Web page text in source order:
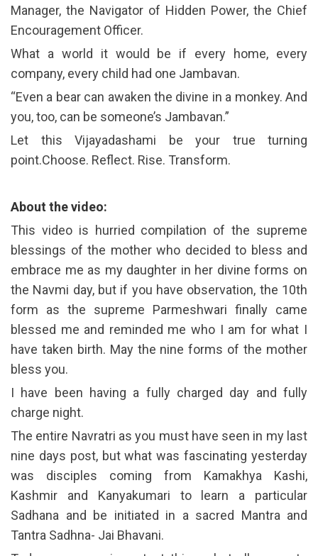
Manager, the Navigator of Hidden Power, the Chief
Encouragement Officer.
What a world it would be if every home, every
company, every child had one Jambavan.
“Even a bear can awaken the divine in a monkey. And
you, too, can be someone’s Jambavan.”
Let this Vijayadashami be your true turning
point.Choose. Reflect. Rise. Transform.
About the video:
This video is hurried compilation of the supreme
blessings of the mother who decided to bless and
embrace me as my daughter in her divine forms on
the Navmi day, but if you have observation, the 10th
form as the supreme Parmeshwari finally came
blessed me and reminded me who I am for what I
have taken birth. May the nine forms of the mother
bless you.
I have been having a fully charged day and fully
charge night.
The entire Navratri as you must have seen in my last
nine days post, but what was fascinating yesterday
was disciples coming from Kamakhya Kashi,
Kashmir and Kanyakumari to learn a particular
Sadhana and be initiated in a sacred Mantra and
Tantra Sadhna- Jai Bhavani.